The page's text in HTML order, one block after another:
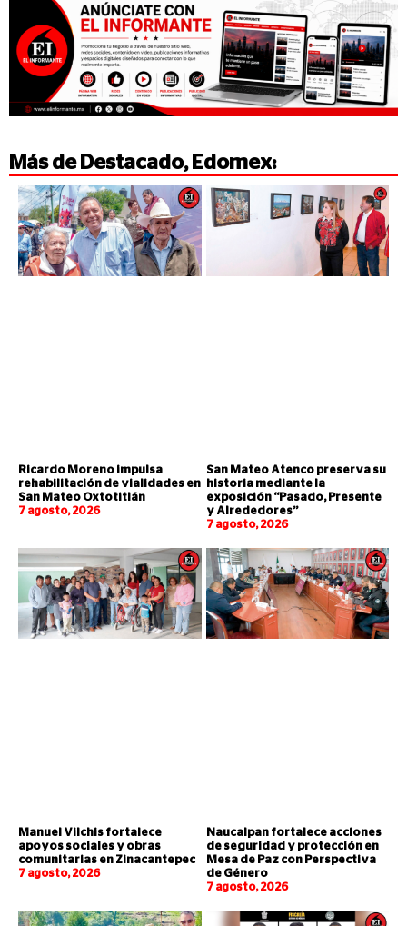
Más de Destacado, Edomex:
Ricardo Moreno impulsa
rehabilitación de vialidades en
San Mateo Oxtotitlán
7 agosto, 2026
San Mateo Atenco preserva su
historia mediante la
exposición “Pasado, Presente
y Alrededores”
7 agosto, 2026
Manuel Vilchis fortalece
apoyos sociales y obras
comunitarias en Zinacantepec
7 agosto, 2026
Naucalpan fortalece acciones
de seguridad y protección en
Mesa de Paz con Perspectiva
de Género
7 agosto, 2026